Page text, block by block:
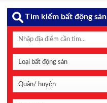
Tìm kiếm bất động sản